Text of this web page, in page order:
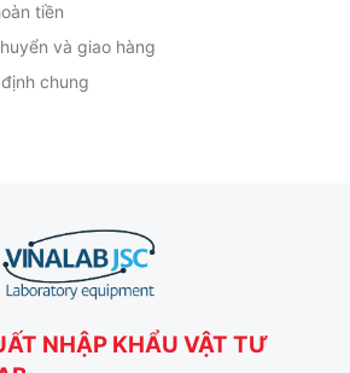
tiền
và giao hàng
chung
NHẬP KHẨU VẬT TƯ